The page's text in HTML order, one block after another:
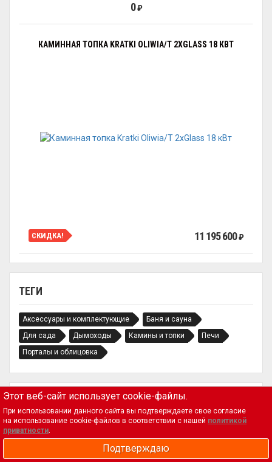
ТЕГИ
Аксессуары и комплектующие
Баня и сауна
Для сада
Дымоходы Камины и топки
Печи
Порталы и облицовка
0₽
КАМИННАЯ ТОПКА KRATKI OLIWIA/T 2XGLASS 18 КВТ
СКИДКА! 11 195 600₽
Магазин
Этот веб-сайт использует cookie-файлы.
При использовании данного сайта вы подтверждаете свое согласие
на использование cookie-файлов в соответствии с нашей политикой
приватности.
Подтверждаю